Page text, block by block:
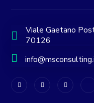
Viale Gaetano
70126